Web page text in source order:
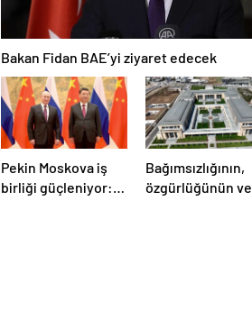
Bakan Fidan BAE’yi ziyaret edecek
Pekin Moskova iş
birliği güçleniyor:
Bağımsızlığının,
özgürlüğünün ve